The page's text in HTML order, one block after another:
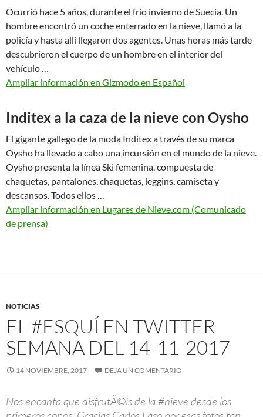
Ocurrió hace 5 años, durante el frío invierno de Suecia. Un
hombre encontró un coche enterrado en la nieve, llamó a la
policía y hasta allí llegaron dos agentes. Unas horas más tarde
descubrieron el cuerpo de un hombre en el interior del
vehículo …
Ampliar información en Gizmodo en Español
Inditex a la caza de la nieve con Oysho
El gigante gallego de la moda Inditex a través de su marca
Oysho ha llevado a cabo una incursión en el mundo de la nieve.
Oysho presenta la línea Ski femenina, compuesta de
chaquetas, pantalones, chaquetas, leggins, camiseta y
descansos. Todos ellos …
Ampliar información en Lugares de Nieve.com (Comunicado
de prensa)
NOTICIAS
EL #ESQUÍ EN TWITTER
SEMANA DEL 14-11-2017
14 NOVIEMBRE, 2017 DEJA UN COMENTARIO
Nos encanta que disfrutÃ©is de la #nieve desde los